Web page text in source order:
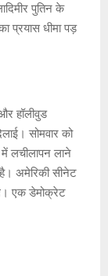
पुतिन के
प्रयास धीमा पड़
हॉलीवुड
सोमवार को
लचीलापन लाने
है। अमेरिकी सीनेट
एक डेमोक्रेट